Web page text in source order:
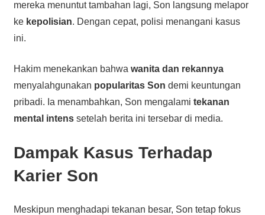
mereka menuntut tambahan lagi, Son langsung melapor
ke kepolisian. Dengan cepat, polisi menangani kasus
ini.
Hakim menekankan bahwa wanita dan rekannya
menyalahgunakan popularitas Son demi keuntungan
pribadi. Ia menambahkan, Son mengalami tekanan
mental intenssetelah berita ini tersebar di media.
Dampak Kasus Terhadap
Karier Son
Meskipun menghadapi tekanan besar, Son tetap fokus